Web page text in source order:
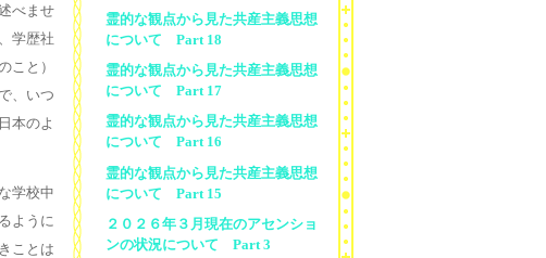
べませ
学歴社
こと）
、いつ
本のよ
学校中
ように
ことは
霊的な観点から見た共産主義思想
について Part 18
霊的な観点から見た共産主義思想
について Part 17
霊的な観点から見た共産主義思想
について Part 16
霊的な観点から見た共産主義思想
について Part 15
２０２６年３月現在のアセンショ
ンの状況について Part 3